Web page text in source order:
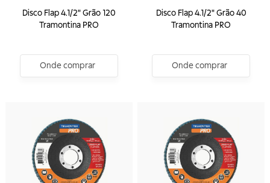
Disco Flap 4.1/2" Grão 120
Tramontina PRO
Onde comprar
Disco Flap 4.1/2" Grão 40
Tramontina PRO
Onde comprar